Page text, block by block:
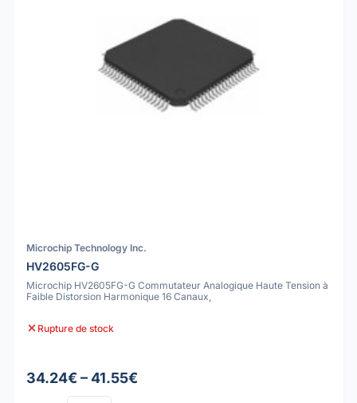
Microchip Technology Inc.
HV2605FG-G
Microchip HV2605FG-G Commutateur Analogique Haute Tension à
Faible Distorsion Harmonique 16 Canaux,
Rupture de stock
34.24€ – 41.55€